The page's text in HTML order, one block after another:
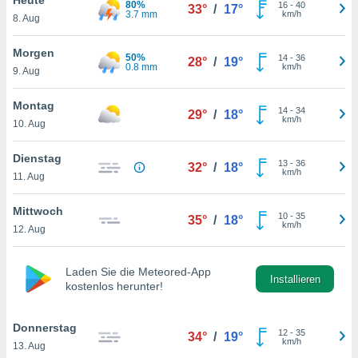
oder
Partner
es uns
das
der
Profil zu
Ihnen
finden
. Sie
jederzeit
Sie
8. Aug
80%
3.7 mm
33° / 17° 16- 40
km/h
Morgen
9. Aug
50%
0.8 mm
28° / 19° 14- 36
km/h
Montag
10. Aug
29° / 18° 14- 34
km/h
Dienstag
11. Aug
32° / 18° 13- 36
km/h
Mittwoch
12. Aug
35° / 18° 10- 35
km/h
Laden Sie die Meteored-App
kostenlos herunter!
Installieren
Donnerstag
13. Aug
34° / 19° 12- 35
km/h